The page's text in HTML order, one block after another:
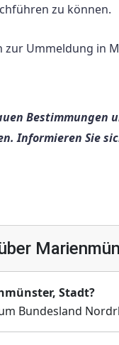
zu können.
Ummeldung in
Bestimmungen
Informieren Sie
Stadt?
Bundesland